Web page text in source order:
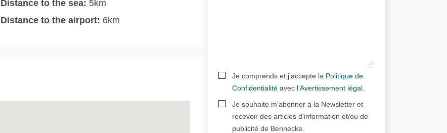
Distance to the sea: 5km
Distance to the airport: 6km
Je comprends et j'accepte la Politique de
Confidentialité avec l'Avertissement légal
Je souhaite m'abonner à la Newsletter et
recevoir des articles d'information et/ou de
publicité de Bennecke.